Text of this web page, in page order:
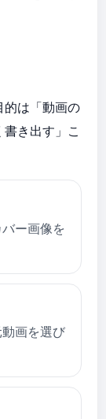
的は「動画の
き出す」こ
ー画像を
画を選び